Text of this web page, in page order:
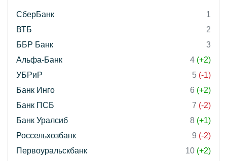
СберБанк
1
ВТБ
2
ББР Банк
3
Альфа-Банк
4 (+2)
УБРиР
5 (-1)
Банк Инго
6 (+2)
Банк ПСБ
7 (-2)
Банк Уралсиб
8 (+1)
Россельхозбанк
9 (-2)
Первоуральскбанк
10 (+2)